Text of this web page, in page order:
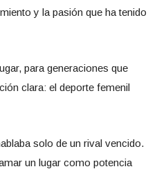
y la pasión que ha tenido
para generaciones que
clara: el deporte femenil
solo de un rival vencido.
un lugar como potencia